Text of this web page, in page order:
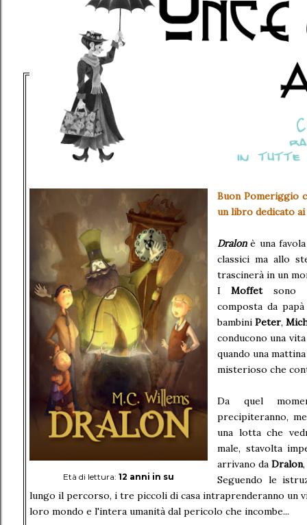
Età di lettura: 12 anni in su
Buon Pomeriggio
un libro dedicato
Dralonè una
classici ma allo
trascinerà in un
I Moffetsono
composta da
bambini Peter,
conducono una
quando una
misterioso che
Da quel
precipiteranno,
una lotta che
male, stavolta
arrivano da Dralon
Seguendo le
lungo il percorso, i tre piccoli di casa intraprenderanno un
loro mondo e l'intera umanità dal pericolo che incombe...